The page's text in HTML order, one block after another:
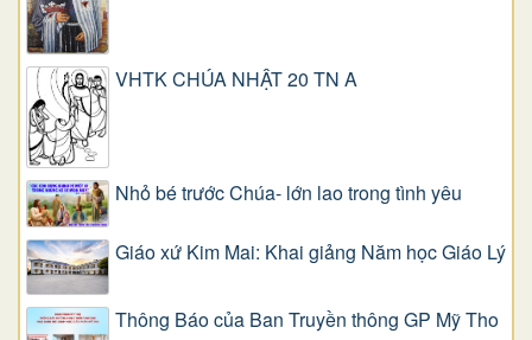
VHTK CHÚA NHẬT 20 TN A
Nhỏ bé trước Chúa- lớn lao trong tình yêu
Giáo xứ Kim Mai: Khai giảng Năm học Giáo Lý
Thông Báo của Ban Truyền thông GP Mỹ Tho